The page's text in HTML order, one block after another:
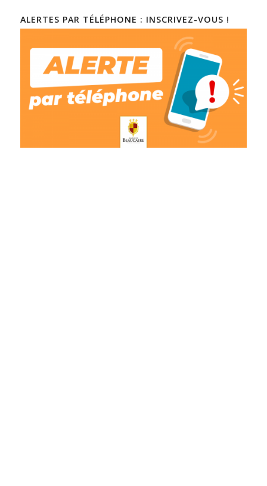
ALERTES PAR TÉLÉPHONE : INSCRIVEZ-VOUS !